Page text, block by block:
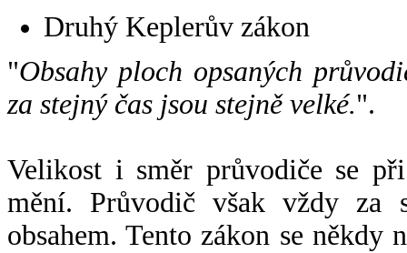
Druhý Keplerův zákon
"Obsahy ploch opsaných
za stejný čas jsou stejně velké.".
Velikost i směr průvodiče se
mění. Průvodič však vždy za
obsahem. Tento zákon se někdy